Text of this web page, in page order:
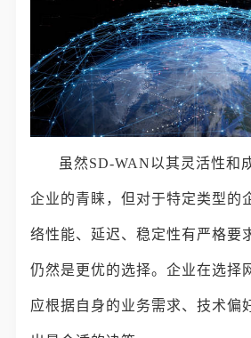
虽然SD-WAN以其灵活性和
企业的青睐，但对于特定类型的
络性能、延迟、稳定性有严格要
仍然是更优的选择。企业在选择
应根据自身的业务需求、技术偏